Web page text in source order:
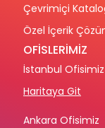
Çevrimiçi
Özel İçerik
OFİSLERİMİZ
İstanbul Ofisimiz
Haritaya Git
Ankara Ofisimiz